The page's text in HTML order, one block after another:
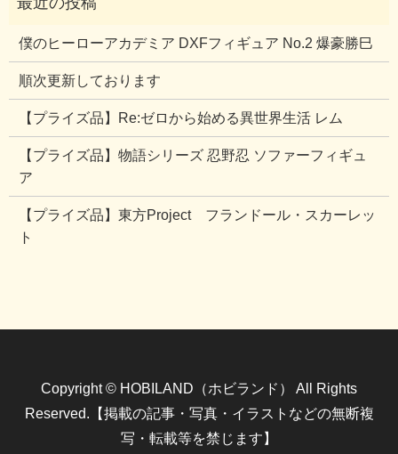
僕のヒーローアカデミア DXFフィギュア No.2 爆豪勝巳
順次更新しております
【プライズ品】Re:ゼロから始める異世界生活 レム
【プライズ品】物語シリーズ 忍野忍 ソファーフィギュ
ア
【プライズ品】東方Project フランドール・スカーレッ
ト
Copyright © HOBILAND（ホビランド） All Rights
Reserved.【掲載の記事・写真・イラストなどの無断複
写・転載等を禁じます】